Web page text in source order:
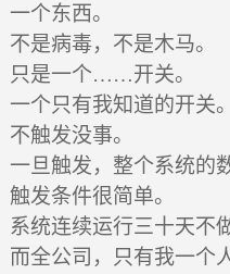
一个东西。
不是病毒，不是木马。
只是一个……开关。
一个只有我知道的开关。
不触发没事。
一旦触发，整个系统的
触发条件很简单。
系统连续运行三十天不
而全公司，只有我一个